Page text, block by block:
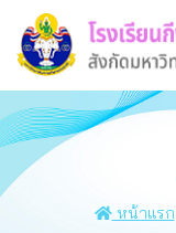
หน้าแรก